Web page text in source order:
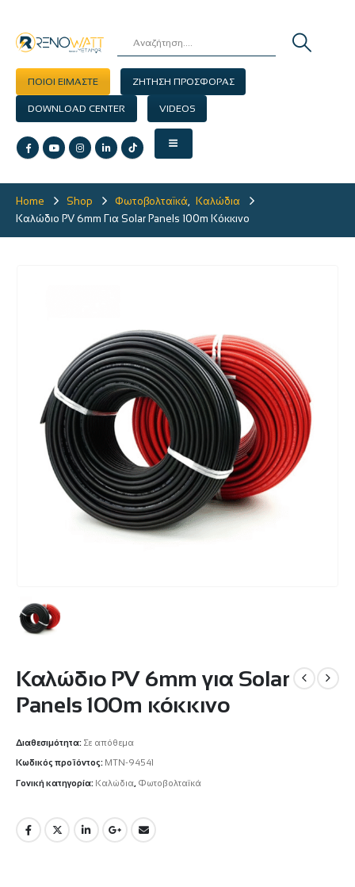
ΠΟΙΟΙ ΕΙΜΑΣΤΕ ΖΗΤΗΣΗ ΠΡΟΣΦΟΡΑΣ
DOWNLOAD CENTER VIDEOS
Home Shop Φωτοβολταϊκά
Καλώδια
Καλώδιο PV 6mm Για Solar Panels 100m Κόκκινο
Καλώδιο PV 6mm για Solar
Panels 100m κόκκινο
Διαθεσιμότητα: Σε απόθεμα
Κωδικός προϊόντος: MTN-94541
Γονική κατηγορία: Καλώδια, Φωτοβολταϊκά